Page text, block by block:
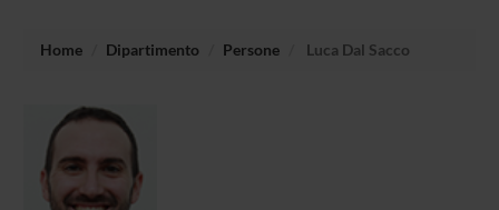
Home Dipartimento Persone Luca Dal Sacco